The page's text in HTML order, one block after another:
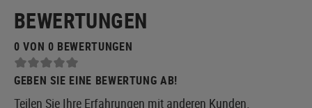
BEWERTUNGEN
0 VON 0 BEWERTUNGEN
GEBEN SIE EINE BEWERTUNG AB!
Teilen Sie Ihre Erfahrungen mit anderen Kunden.